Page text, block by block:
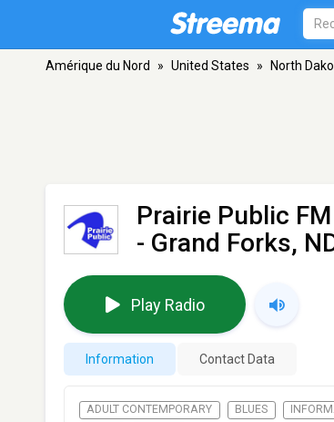
Amérique du Nord » United States » North
Prairie Public
- Grand Forks,
Play Radio
Information Contact Data
ADULT CONTEMPORARY BLUES